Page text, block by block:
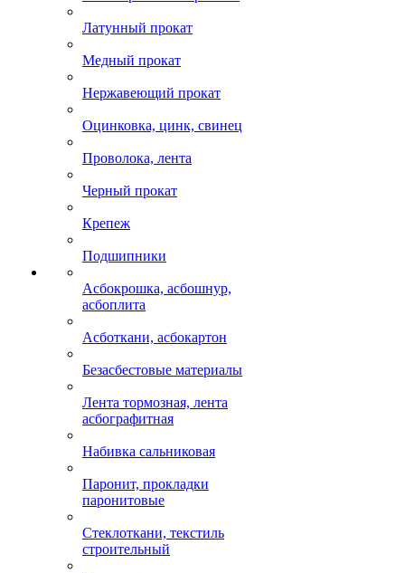
Латунный прокат
Медный прокат
Нержавеющий прокат
Оцинковка, цинк, свинец
Проволока, лента
Черный прокат
Крепеж
Подшипники
Асбокрошка, асбошнур,
асбоплита
Асботкани, асбокартон
Безасбестовые материалы
Лента тормозная, лента
асбографитная
Набивка сальниковая
Паронит, прокладки
паронитовые
Стеклоткани, текстиль
строительный